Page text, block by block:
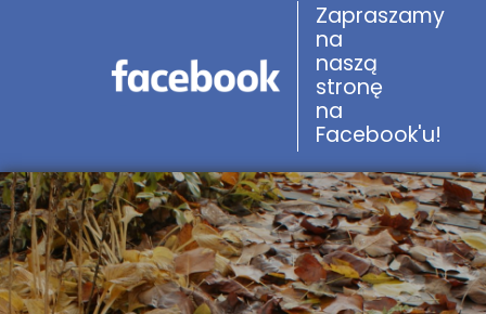
Zapraszamy
na
naszą
stronę
na
Facebook'u!